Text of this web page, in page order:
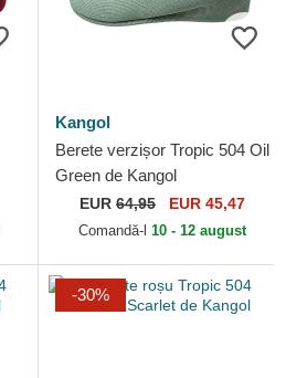
Kangol
Berete verzișor Tropic 504 Oil
Green de Kangol
EUR 64,95 EUR 45,47
Comandă-l 10 - 12 august
-30%